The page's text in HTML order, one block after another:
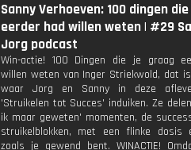
Sanny Verhoeven: 100 dingen
eerder had willen weten | #29
Jorg podcast
Win-actie! 100 Dingen die je graag
willen weten van Inger Striekwold, dat
waar Jorg en Sanny in deze
'Struikelen tot Succes' induiken. Ze
ik maar geweten' momenten, de
struikelblokken, met een flinke dosis
zoals je gewend bent. WINACTIE!